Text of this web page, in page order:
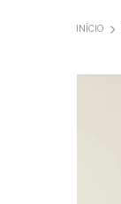
INÍCIO